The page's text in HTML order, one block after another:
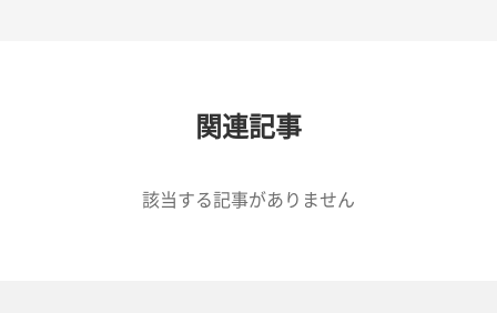
関連記事
該当する記事がありません